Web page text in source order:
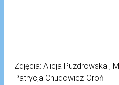
Zdjęcia: Alicja Puzdrowska ,
Patrycja Chudowicz-Oroń